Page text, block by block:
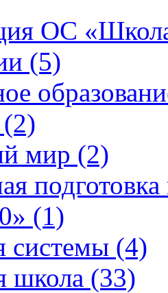
ОС
(5)
мир (2)
(1)
системы (4)
школа (33)